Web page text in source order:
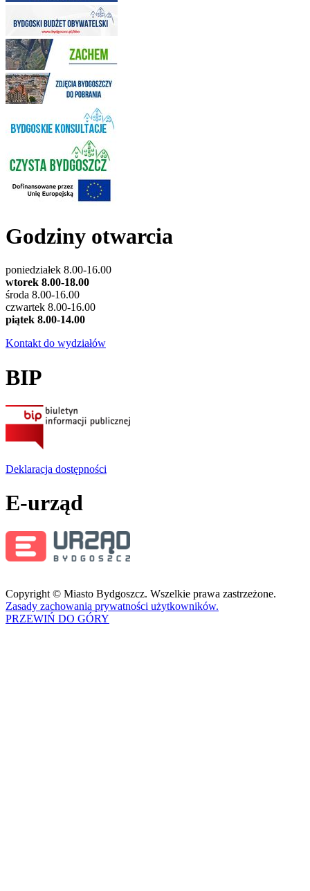
Godziny otwarcia
poniedziałek 8.00-16.00
wtorek 8.00-18.00
środa 8.00-16.00
czwartek 8.00-16.00
piątek 8.00-14.00
Kontakt do wydziałów
BIP
Deklaracja dostępności
E-urząd
Copyright © Miasto Bydgoszcz. Wszelkie prawa zastrzeżone.
Zasady zachowania prywatności użytkowników.
PRZEWIŃ DO GÓRY